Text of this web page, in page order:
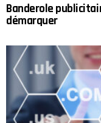
Banderole
démarquer